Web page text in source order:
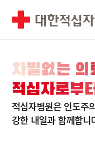
차별없는 의
적십자로부터
적십자병원은 인도주
강한 내일과 함께합니